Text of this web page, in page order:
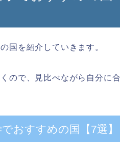
国を紹介していきます。
ので、見比べながら自分に
おすすめの国【7選】